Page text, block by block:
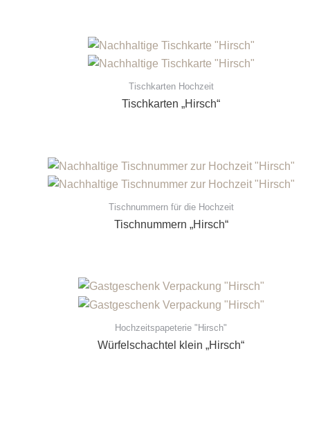
Tischkarten Hochzeit
Tischkarten „Hirsch“
Tischnummern für die Hochzeit
Tischnummern „Hirsch“
Hochzeitspapeterie "Hirsch"
Würfelschachtel klein „Hirsch“